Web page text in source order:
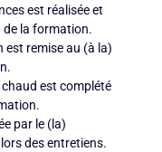
est réalisée et
de la formation.
remise au (à la)
est complété
par le (la)
des entretiens.